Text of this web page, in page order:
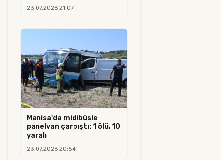
23.07.2026 21:07
Manisa'da midibüsle
panelvan çarpıştı: 1 ölü, 10
yaralı
23.07.2026 20:54